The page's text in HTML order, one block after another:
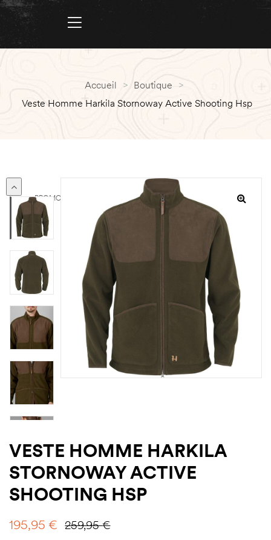
Accueil > Boutique >
Veste Homme Harkila Stornoway Active Shooting Hsp
PROMO
VESTE HOMME HARKILA
STORNOWAY ACTIVE
SHOOTING HSP
259,95€
195,95 €